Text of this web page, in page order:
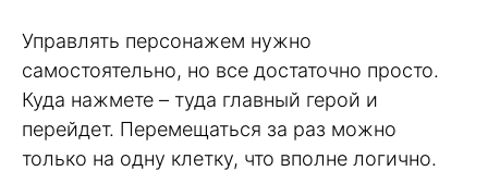
Управлять персонажем нужно
самостоятельно, но все достаточно просто.
Куда нажмете – туда главный герой и
перейдет. Перемещаться за раз можно
только на одну клетку, что вполне логично.